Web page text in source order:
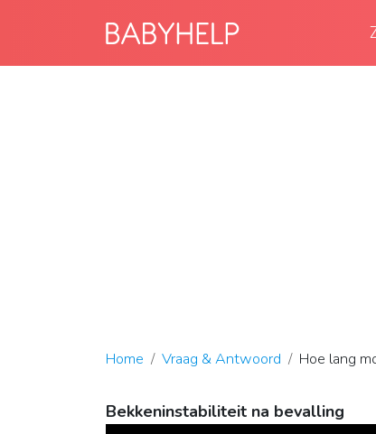
Home Vraag & Antwoord Hoe lang
Bekkeninstabiliteit na bevalling